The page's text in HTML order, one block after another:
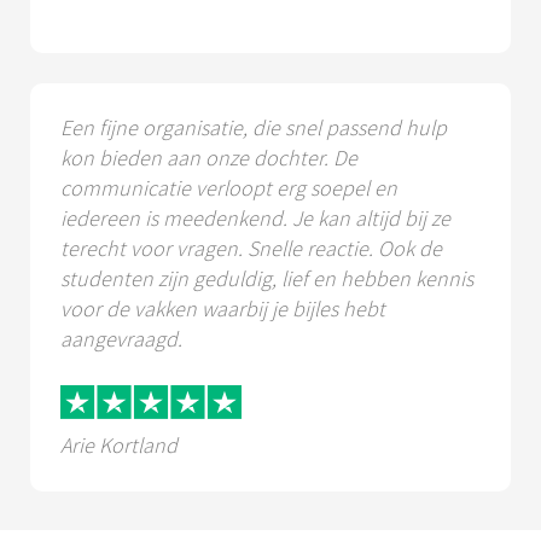
Een fijne organisatie, die snel passend hulp
kon bieden aan onze dochter. De
communicatie verloopt erg soepel en
iedereen is meedenkend. Je kan altijd bij ze
terecht voor vragen. Snelle reactie. Ook de
studenten zijn geduldig, lief en hebben kennis
voor de vakken waarbij je bijles hebt
aangevraagd.
Arie Kortland